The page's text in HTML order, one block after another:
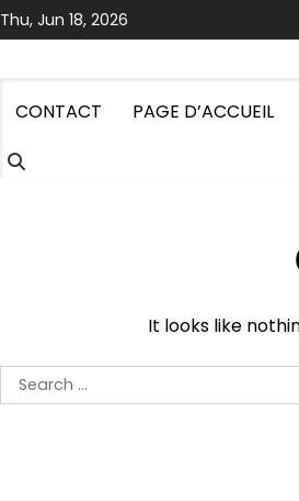
Skip
to
Thu, Jun 18, 2026
CONTACT PAGE D’ACCUEIL
It looks like
Search
for: